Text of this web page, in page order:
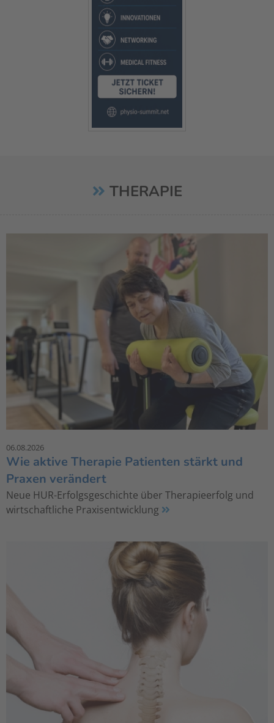
THERAPIE
06.08.2026
Wie aktive Therapie Patienten stärkt und
Praxen verändert
Neue HUR-Erfolgsgeschichte über Therapieerfolg und
wirtschaftliche Praxisentwicklung